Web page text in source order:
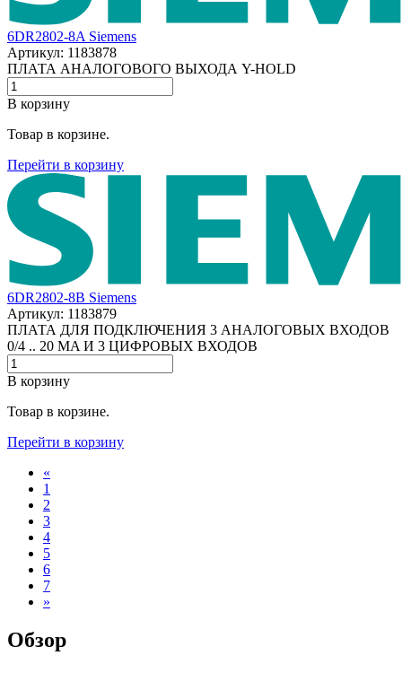
6DR2802-8A Siemens
Артикул: 1183878
ПЛАТА АНАЛОГОВОГО ВЫХОДА Y-HOLD
В корзину
Товар в корзине.
Перейти в корзину
6DR2802-8B Siemens
Артикул: 1183879
ПЛАТА ДЛЯ ПОДКЛЮЧЕНИЯ 3 АНАЛОГОВЫХ ВХОДОВ
0/4 .. 20 MA И 3 ЦИФРОВЫХ ВХОДОВ
В корзину
Товар в корзине.
Перейти в корзину
«
1
2
3
4
5
6
7
»
Обзор